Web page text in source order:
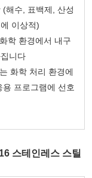
(해수, 표백제, 산성
이상적)
학 환경에서 내구
니다
화학 처리 환경에
용 프로그램에 선호
스테인레스 스틸